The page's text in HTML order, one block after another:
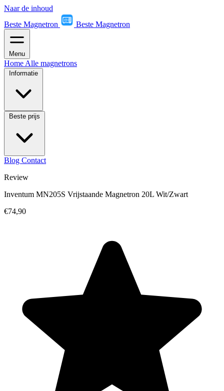
Naar de inhoud
Beste Magnetron
Beste Magnetron
Menu
Home Alle magnetrons
Informatie
Beste prijs
Blog Contact
Review
Inventum MN205S Vrijstaande Magnetron 20L Wit/Zwart
€74,90